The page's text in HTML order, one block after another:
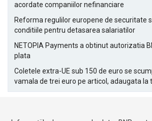
acordate companiilor nefinanciare
Reforma regulilor europene de securitate
conditiile pentru detasarea salariatilor
NETOPIA Payments a obtinut autorizatia
plata
Coletele extra-UE sub 150 de euro se
vamala de trei euro pe articol, adaugata la